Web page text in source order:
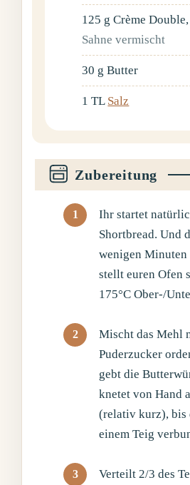
125 g Crème Double
Sahne vermischt
30 g Butter
1 TL Salz
Zubereitung
Ihr startet
Shortbread. Und
wenigen Minuten
stellt euren Ofen
175°C Ober-/
Mischt das Mehl
Puderzucker
gebt die
knetet von Hand
(relativ kurz), bis
einem Teig
Verteilt 2/3 des